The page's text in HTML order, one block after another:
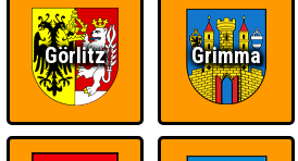
Görlitz Grimma